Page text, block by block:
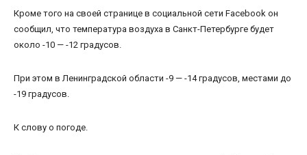
Кроме того на своей странице в социальной сети Facebook он
сообщил, что температура воздуха в Санкт-Петербурге будет
около -10 — -12 градусов.
При этом в Ленинградской области -9 — -14 градусов, местами до
-19 градусов.
К слову о погоде.